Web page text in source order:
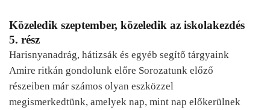
Közeledik szeptember, közeledik az iskolakezdés
5. rész
Harisnyanadrág, hátizsák és egyéb segítő tárgyaink
Amire ritkán gondolunk előre Sorozatunk előző
részeiben már számos olyan eszközzel
megismerkedtünk, amelyek nap, mint nap előkerülnek